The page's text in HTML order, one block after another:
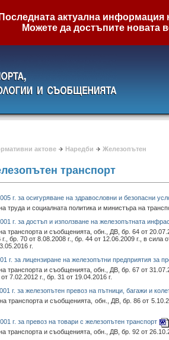
Последната актуална информация
Можете да достъпите новата
актове Наредби Железопътен
транспорт
г. за осигуряване на здравословни и безопасни
труда и социалната политика и министъра на
г. за достъп и използване на железопътната
транспорта и съобщенията, обн., ДВ, бр. 64 от
бр. 70 от 8.08.2008 г., бр. 44 от 12.06.2009 г., в
г.
г. за лицензиране на железопътни предприятия за
транспорта и съобщенията, обн., ДВ, бр. 67 от
7.02.2012 г., бр. 31 от 19.04.2016 г.
г. за железопътен превоз на пътници, багажи и
транспорта и съобщенията, обн., ДВ, бр. 86 от
г. за превоз на товари с железопътен транспорт
транспорта и съобщенията, обн., ДВ, бр. 92 от